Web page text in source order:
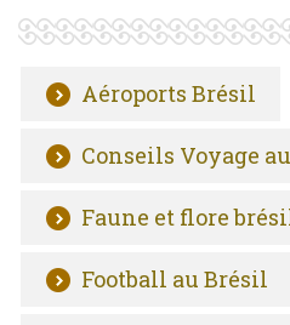
Aéroports Brésil
Conseils Voyage
Faune et flore
Football au Brésil